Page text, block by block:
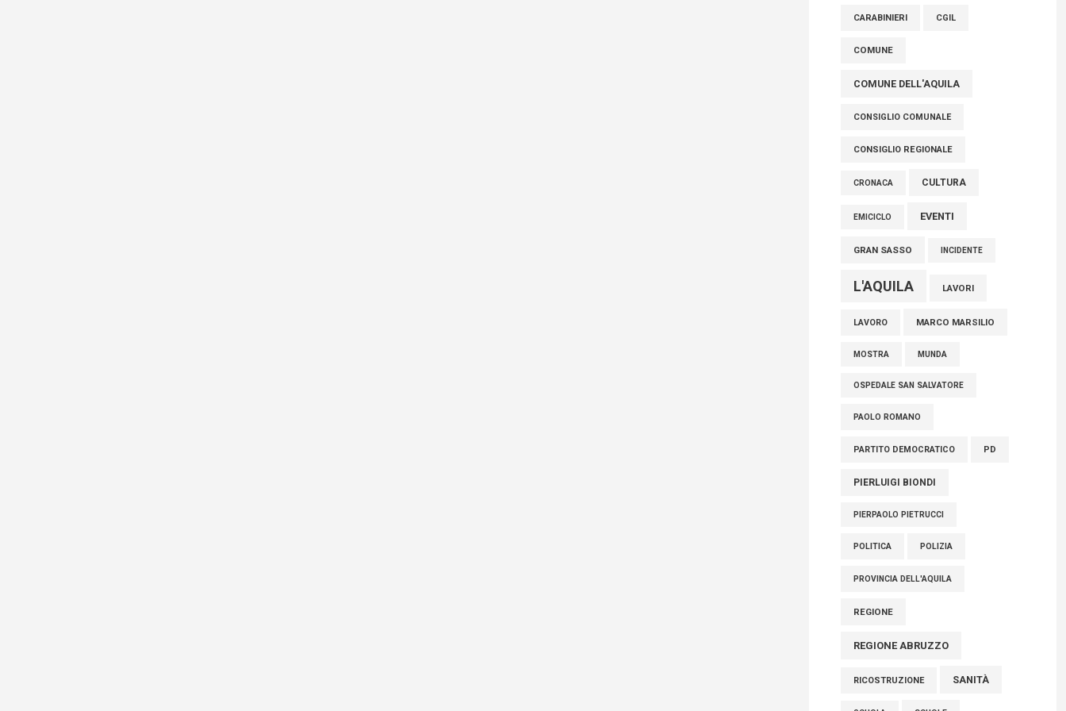
tra cui molti abruzzesi"
06 Agosto 2026
CARABINIERI CGIL
COMUNE
COMUNE DELL'AQUILA
CONSIGLIO COMUNALE
CONSIGLIO REGIONALE
CRONACA CULTURA
EMICICLO EVENTI
GRAN SASSO INCIDENTE
L'AQUILA LAVORI
LAVORO MARCO MARSILIO
MOSTRA MUNDA
OSPEDALE SAN SALVATORE
PAOLO ROMANO
PARTITO DEMOCRATICO PD
PIERLUIGI BIONDI
PIERPAOLO PIETRUCCI
POLITICA POLIZIA
PROVINCIA DELL'AQUILA
REGIONE
REGIONE ABRUZZO
RICOSTRUZIONE SANITÀ